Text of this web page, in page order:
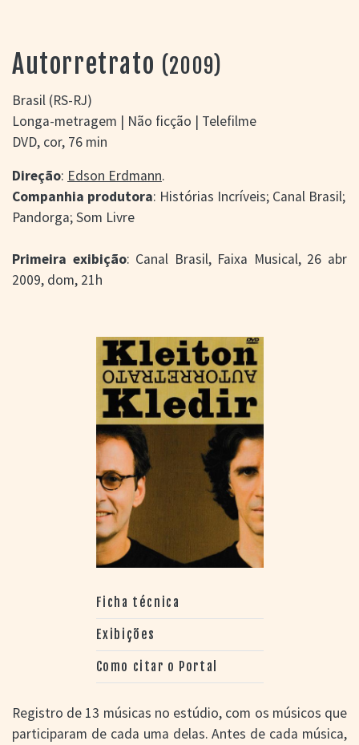
CINEMA GAÚCHO
> BUSCA AVANÇADA
> LISTA DE FILMES
> FILMOGRAFIAS DE
> DISCOGRAFIAS
> BIBLIOGRAFIAS
CONTATO E
Autorretrato (2009)
Brasil (RS-RJ)
Longa-metragem | Não ficção | Telefilme
DVD, cor, 76 min
Direção: Edson Erdmann.
Companhia produtora: Histórias Incríveis; Canal Brasil;
Pandorga; Som Livre
Primeira exibição: Canal Brasil, Faixa Musical, 26 abr
2009, dom, 21h
Ficha técnica
Exibições
Como citar o Portal
Registro de 13 músicas no estúdio, com os músicos que
participaram de cada uma delas. Antes de cada música,